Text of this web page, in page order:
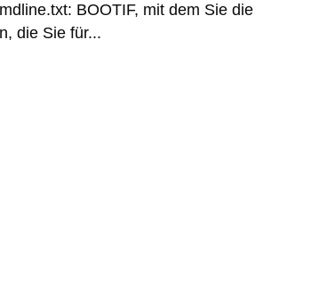
BOOTIF, mit dem Sie die
die Sie für...